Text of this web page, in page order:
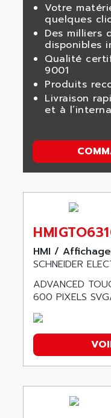
Votre
quelques
Des milliers
disponibles
Qualité
9001
Produits
Livraison
et à
HMI / Affichage
SCHNEIDER
ADVANCED
600 PIXELS